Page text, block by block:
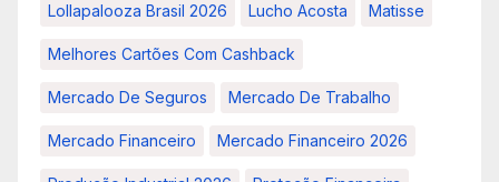
Lollapalooza Brasil 2026 Lucho Acosta Matisse
Melhores Cartões Com Cashback
Mercado De Seguros Mercado De Trabalho
Mercado Financeiro Mercado Financeiro 2026